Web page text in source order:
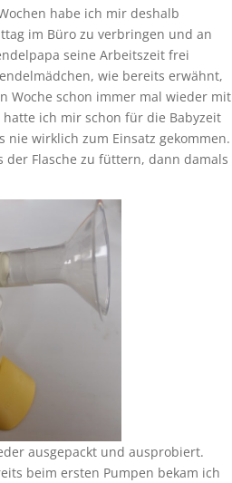
habe ich mir deshalb
im Büro zu verbringen und an
seine Arbeitszeit frei
wie bereits erwähnt,
Woche schon immer mal wieder mit
ich mir schon für die Babyzeit
nie wirklich zum Einsatz gekommen.
Flasche zu füttern, dann damals
ausgepackt und ausprobiert.
beim ersten Pumpen bekam ich